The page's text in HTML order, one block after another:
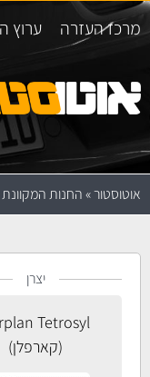
מרכז העזרה ערוץ
אוטוסטור»החנות המקוונת
יצרן
Tetrosyl
(קארפלן)